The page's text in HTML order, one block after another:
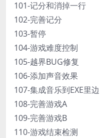
101-记分和消掉一行
102-完善记分
103-暂停
104-游戏难度控制
105-越界BUG修复
106-添加声音效果
107-集成音乐到EXE里边
108-完善游戏A
109-完善游戏B
110-游戏结束检测